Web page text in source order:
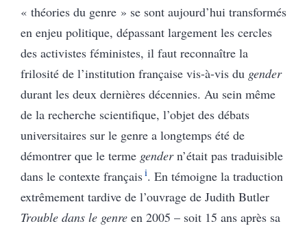
« théories du genre » se sont aujourd’hui transformés
en enjeu politique, dépassant largement les cercles
des activistes féministes, il faut reconnaître la
frilosité de l’institution française vis-à-vis du gender
durant les deux dernières décennies. Au sein même
de la recherche scientifique, l’objet des débats
universitaires sur le genre a longtemps été de
démontrer que le terme gendern’était pas traduisible
dans le contexte françaisi. En témoigne la traduction
extrêmement tardive de l’ouvrage de Judith Butler
Trouble dans le genre en 2005 – soit 15 ans après sa